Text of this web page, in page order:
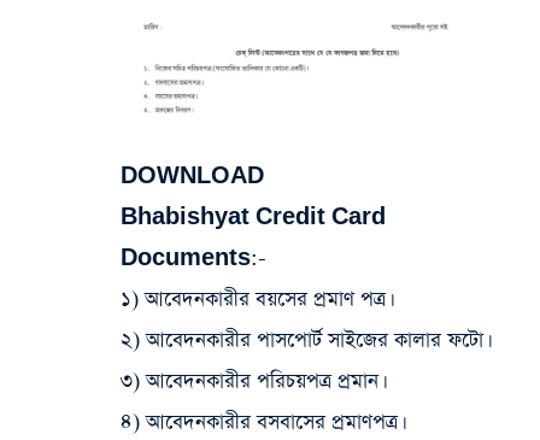
DOWNLOAD
Bhabishyat Credit Card
Documents:-
১) আবেদনকারীর বয়সের প্রমাণ পত্র।
২) আবেদনকারীর পাসপোর্ট সাইজের কালার ফটো।
৩) আবেদনকারীর পরিচয়পত্র প্রমান।
৪) আবেদনকারীর বসবাসের প্রমাণপত্র।